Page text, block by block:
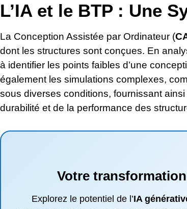
L’IA et le BTP : Une
La Conception Assistée par Ordinateur (
dont les structures sont conçues. En
à identifier les points faibles d’une
également les simulations complexes,
sous diverses conditions, fournissant
durabilité et de la performance des
Votre
Explorez le potentiel de l’IA